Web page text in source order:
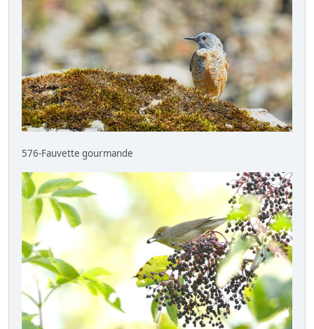
576-Fauvette gourmande